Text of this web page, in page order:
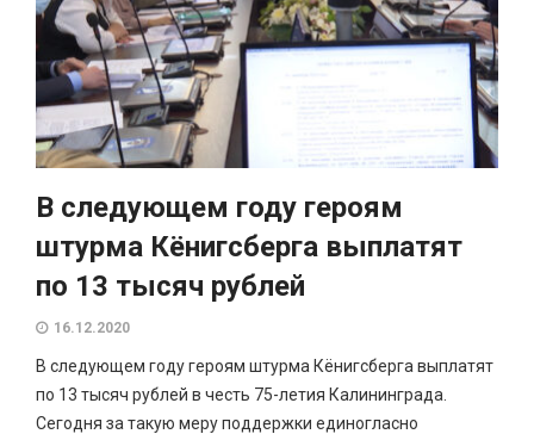
В следующем году героям
штурма Кёнигсберга выплатят
по 13 тысяч рублей
16.12.2020
В следующем году героям штурма Кёнигсберга выплатят
по 13 тысяч рублей в честь 75-летия Калининграда.
Сегодня за такую меру поддержки единогласно